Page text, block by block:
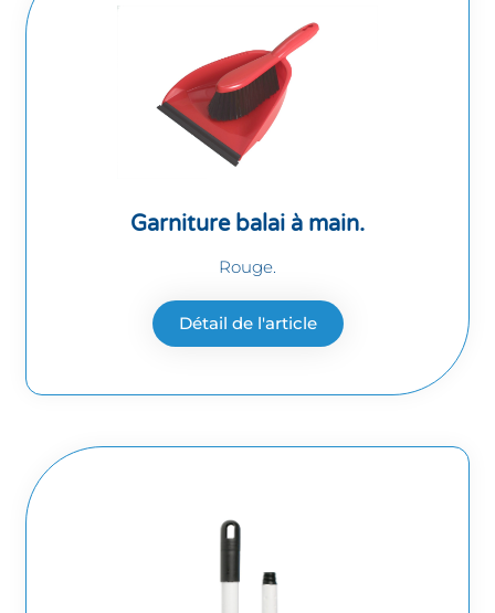
Garniture balai à main.
Rouge.
Détail de l'article